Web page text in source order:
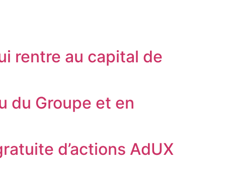
rentre au capital de
du Groupe et en
d’actions AdUX